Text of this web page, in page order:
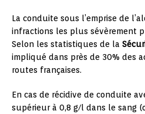
La conduite sous l’emprise de
infractions les plus sévèrement
Selon les statistiques de la
impliqué dans près de 30% des
routes françaises.
En cas de récidive de conduite
supérieur à 0,8 g/l dans le sang